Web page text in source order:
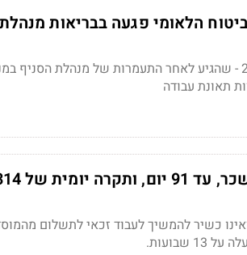
הלאומי פגעה בבריאות מנהלת
בית הדין קובע, כי עימות בין השתיים ביוני 2020 - שהגיע לאחר התעמרות של מנהלת
תאונת עבודה
דמי פגיעה מביטוח לאומי:
כשיר להמשיך לעבוד זכאי לתשלום